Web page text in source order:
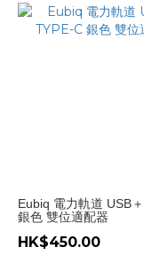
Eubiq 電力軌道 USB
銀色 雙位適配器
HK$450.00